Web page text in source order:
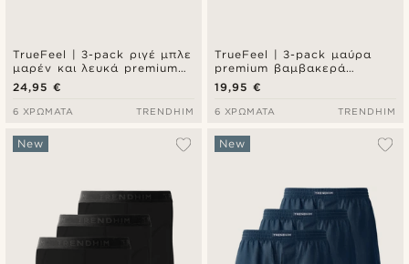
TrueFeel | 3-pack ριγέ μπλε
μαρέν και λευκά premium
βαμβακερά μποξεράκια με
άνετη εφαρμογή
24,95 €
6 ΧΡΏΜΑΤΑ TRENDHIM
TrueFeel | 3-pack μαύρα
premium βαμβακερά
μποξεράκια τύπου brief
19,95 €
6 ΧΡΏΜΑΤΑ TRENDHIM
New New